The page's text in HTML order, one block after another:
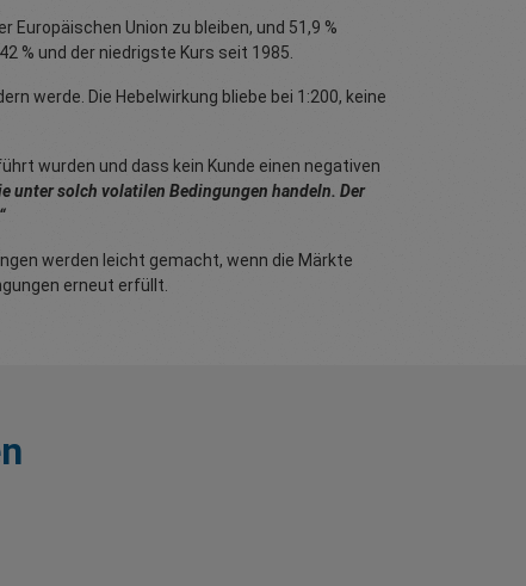
Union zu bleiben, und 51,9 %
% und der niedrigste Kurs seit 1985.
werde. Die Hebelwirkung bliebe bei 1:200, keine
wurden und dass kein Kunde einen negativen
unter solch volatilen Bedingungen handeln. Der
werden leicht gemacht, wenn die Märkte
erneut erfüllt.